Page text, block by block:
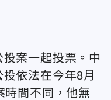
案一起投票。中
依法在今年8月
時間不同，他無